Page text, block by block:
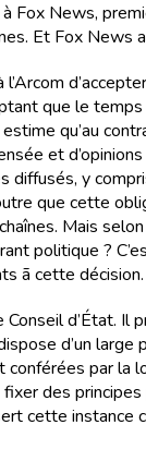
Fox News,
Et Fox News
l’Arcom
que le
qu’au
et
diffusés, y
que cette
Mais
politique ?
ã cette décision.
Conseil d’État.
d’un large
par la
des
cette